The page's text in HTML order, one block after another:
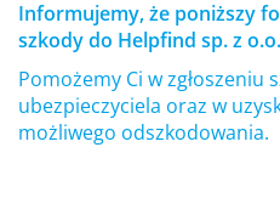
Informujemy, że poniższy
szkody do Helpfind sp. z o.o.
Pomożemy Ci w zgłoszeniu
ubezpieczyciela oraz w
możliwego odszkodowania.